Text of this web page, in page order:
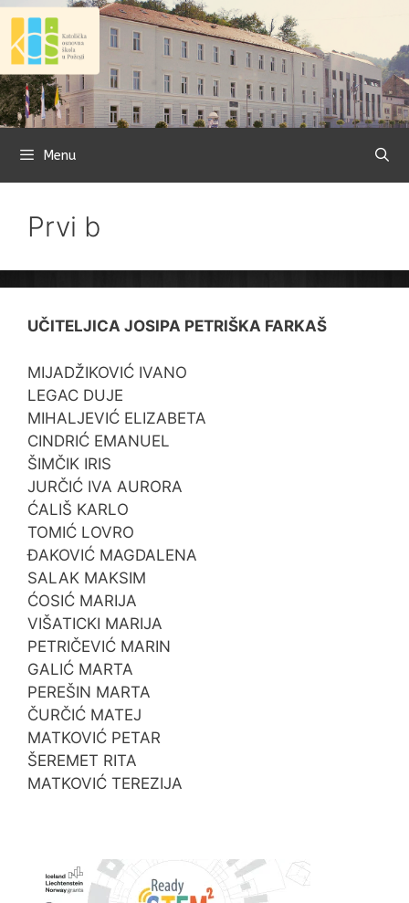
Preskoči
sadržaj
Menu
Prvi b
UČITELJICA JOSIPA PETRIŠKA FARKAŠ
MIJADŽIKOVIĆ IVANO
LEGAC DUJE
MIHALJEVIĆ ELIZABETA
CINDRIĆ EMANUEL
ŠIMČIK IRIS
JURČIĆ IVA AURORA
ĆALIŠ KARLO
TOMIĆ LOVRO
ĐAKOVIĆ MAGDALENA
SALAK MAKSIM
ĆOSIĆ MARIJA
VIŠATICKI MARIJA
PETRIČEVIĆ MARIN
GALIĆ MARTA
PEREŠIN MARTA
ČURČIĆ MATEJ
MATKOVIĆ PETAR
ŠEREMET RITA
MATKOVIĆ TEREZIJA